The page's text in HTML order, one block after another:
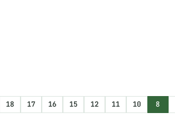
18 17 16 15 12 11 10 8